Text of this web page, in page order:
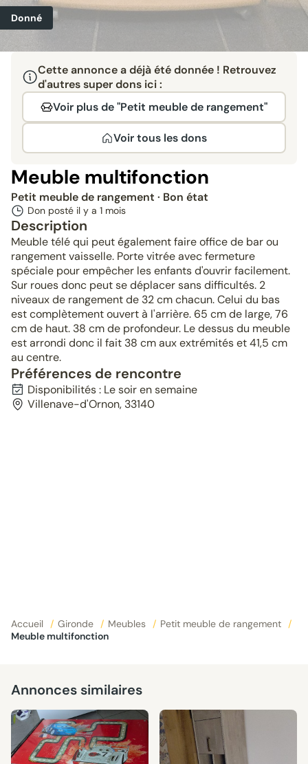
Donné
Cette annonce a déjà été donnée ! Retrouvez
d'autres super dons ici :
Voir plus de "Petit meuble de rangement"
Voir tous les dons
Meuble multifonction
Petit meuble de rangement · Bon état
Don posté il y a 1 mois
Description
Meuble télé qui peut également faire office de bar ou
rangement vaisselle. Porte vitrée avec fermeture
spéciale pour empêcher les enfants d'ouvrir facilement.
Sur roues donc peut se déplacer sans difficultés. 2
niveaux de rangement de 32 cm chacun. Celui du bas
est complètement ouvert à l'arrière. 65 cm de large, 76
cm de haut. 38 cm de profondeur. Le dessus du meuble
est arrondi donc il fait 38 cm aux extrémités et 41,5 cm
au centre.
Préférences de rencontre
Disponibilités : Le soir en semaine
Villenave-d'Ornon, 33140
Accueil / Gironde / Meubles / Petit meuble de rangement
/
Meuble multifonction
Annonces similaires